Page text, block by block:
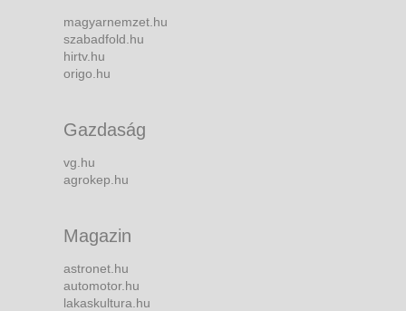
magyarnemzet.hu
szabadfold.hu
hirtv.hu
origo.hu
Gazdaság
vg.hu
agrokep.hu
Magazin
astronet.hu
automotor.hu
lakaskultura.hu